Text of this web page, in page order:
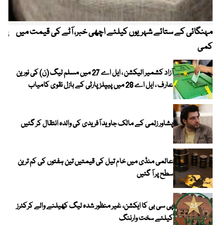
مہنگائی کے ستائے شہریوں کیلئے اچھی خبر، آٹے کی قیمت میں
کمی
آزاد کشمیر الیکشن ، ایل اے 27 میں مسلم لیگ (ن) کی نورین
عارف ، ایل اے 28 میں پیپلز پارٹی کے بازل نقوی کامیاب
پشاور زلمی کے مالک جاوید آفریدی کی والدہ انتقال کر گئیں
عالمی منڈی میں خام تیل کی قیمتیں تین ہفتوں کی کم ترین
سطح پر آ گئیں
پی سی بی کا ایکشن، غیر منظور شدہ لیگ کھیلنے والے کرکٹرز
کیلئے سخت وارننگ